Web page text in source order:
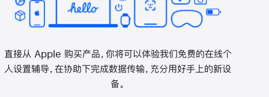
直接从 Apple 购买产品，你将可以体验我们免费的在线个
人设置辅导，在协助下完成数据传输，充分用好手上的新设
备。